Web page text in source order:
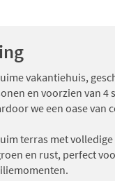
vakantiehuis,
en voorzien van 4
we een oase van
terras met volledige
en rust, perfect